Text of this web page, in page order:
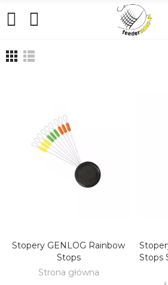
DODAJ DO KOSZYKA
Stopery GENLOG Rainbow
Stops
Strona główna
Stops